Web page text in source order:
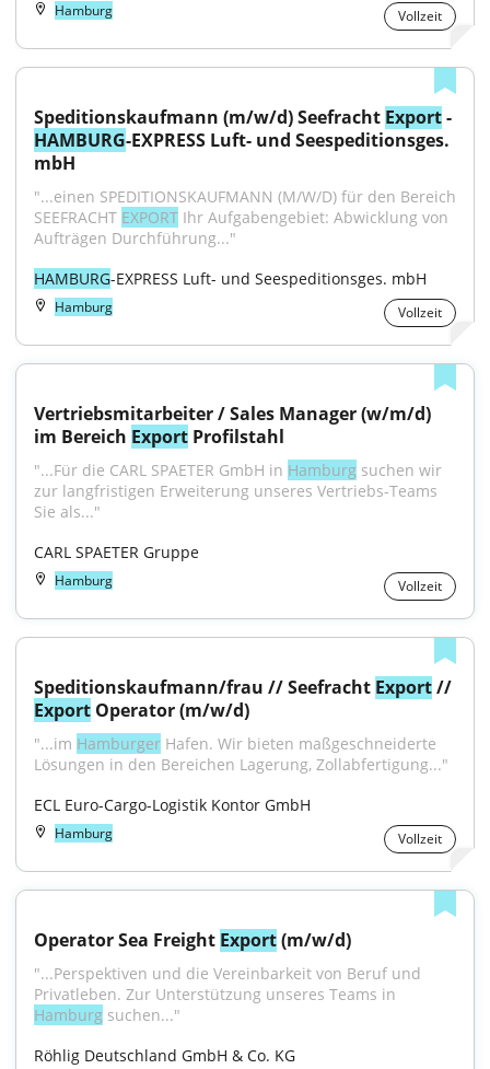
Hamburg Vollzeit
Speditionskaufmann (m/w/d) Seefracht Export
HAMBURG-EXPRESS Luft- und Seespeditionsges.
mbH
"...einen SPEDITIONSKAUFMANN (M/W/D) für den Bereich
SEEFRACHT EXPORT Ihr Aufgabengebiet: Abwicklung von
Aufträgen Durchführung..."
HAMBURG-EXPRESS Luft- und Seespeditionsges. mbH
Hamburg Vollzeit
Vertriebsmitarbeiter / Sales Manager (w/m/d)
im Bereich Export Profilstahl
"...Für die CARL SPAETER GmbH in Hamburg suchen wir
zur langfristigen Erweiterung unseres Vertriebs-Teams
Sie als..."
CARL SPAETER Gruppe
Hamburg Vollzeit
Speditionskaufmann/frau // Seefracht Export
Export Operator (m/w/d)
"...im Hamburger Hafen. Wir bieten maßgeschneiderte
Lösungen in den Bereichen Lagerung, Zollabfertigung..."
ECL Euro-Cargo-Logistik Kontor GmbH
Hamburg Vollzeit
Operator Sea Freight Export (m/w/d)
"...Perspektiven und die Vereinbarkeit von Beruf und
Hamburg suchen..."
Röhlig Deutschland GmbH & Co. KG